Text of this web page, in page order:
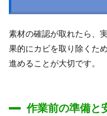
素材の確認が取れたら、
果的にカビを取り除くた
進めることが大切です。
作業前の準備と